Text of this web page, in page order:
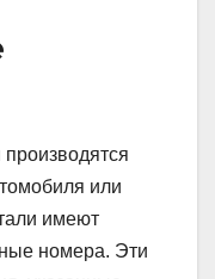
или
имеют
номера. Эти